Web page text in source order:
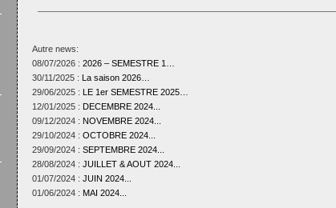
Autre news:
08/07/2026 : 2026 – SEMESTRE 1…
30/11/2025 : La saison 2026…
29/06/2025 : LE 1er SEMESTRE 2025…
12/01/2025 : DECEMBRE 2024...
09/12/2024 : NOVEMBRE 2024...
29/10/2024 : OCTOBRE 2024...
29/09/2024 : SEPTEMBRE 2024...
28/08/2024 : JUILLET & AOUT 2024...
01/07/2024 : JUIN 2024...
01/06/2024 : MAI 2024...